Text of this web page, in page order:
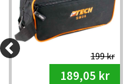
199 kr
189,05 kr